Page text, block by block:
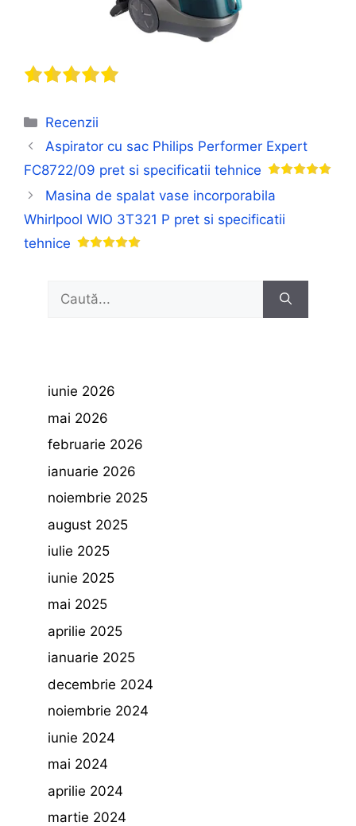
Categorii
Recenzii
Aspirator cu sac Philips Performer Expert
FC8722/09 pret si specificatii tehnice
Masina de spalat vase incorporabila
Whirlpool WIO 3T321 P pret si specificatii
tehnice
Caută
iunie 2026
mai 2026
februarie 2026
ianuarie 2026
noiembrie 2025
august 2025
iulie 2025
iunie 2025
mai 2025
aprilie 2025
ianuarie 2025
decembrie 2024
noiembrie 2024
iunie 2024
mai 2024
aprilie 2024
martie 2024